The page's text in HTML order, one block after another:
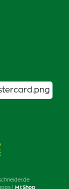
| MI:Shop